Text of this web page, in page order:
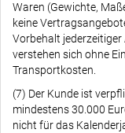
Waren (Gewichte,
keine
Vorbehalt
verstehen sich ohne
Transportkosten.
(7) Der Kunde ist
mindestens 30.000
nicht für das